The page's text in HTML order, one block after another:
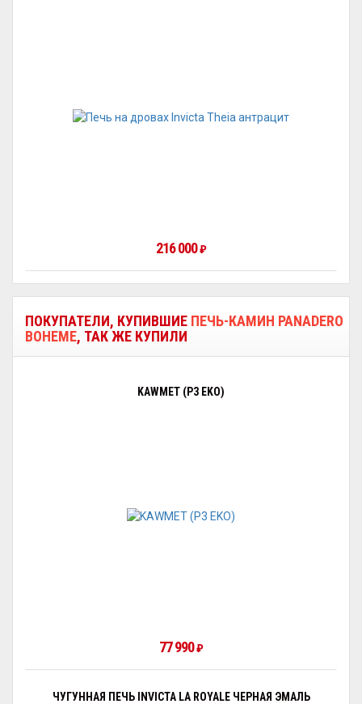
216 000₽
ПОКУПАТЕЛИ, КУПИВШИЕ ПЕЧЬ-КАМИН PANADERO
BOHEME, ТАК ЖЕ КУПИЛИ
KAWMET (P3 EKO)
77 990₽
ЧУГУННАЯ ПЕЧЬ INVICTA LA ROYALE ЧЕРНАЯ ЭМАЛЬ